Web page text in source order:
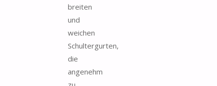
breiten
und
weichen
Schultergurten,
die
angenehm